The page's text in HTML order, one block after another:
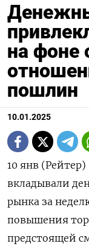
на фоне
пошлин
10.01.2025
10 янв
вкладывали
рынка за
повышения
предстоящей